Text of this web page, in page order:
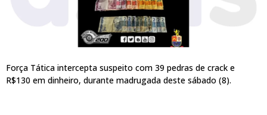
Força Tática intercepta suspeito com 39 pedras de crack e
R$130 em dinheiro, durante madrugada deste sábado (8).